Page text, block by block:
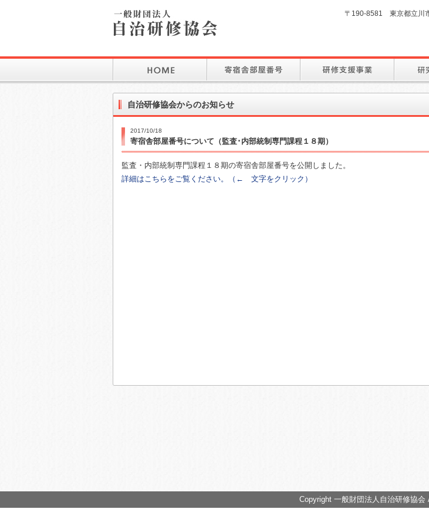
〒190-8581 東京都立川
自治研修協会からのお知らせ
2017/10/18
寄宿舎部屋番号について（監査･内部統制専門課程１８期）
監査・内部統制専門課程１８期の寄宿舎部屋番号を公開しました。
詳細はこちらをご覧ください。（← 文字をクリック）
Copyright 一般財団法人自治研修協会